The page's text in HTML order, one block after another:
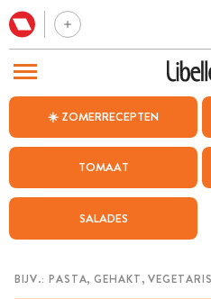
☀️ ZOMERRECEPTEN
TOMAAT
SALADES
BEZOEK ONZE ANDERE WEBSITES
WEEKMENU
CHAT MET MAIA
MIJN BEWAARDE RECEPTEN